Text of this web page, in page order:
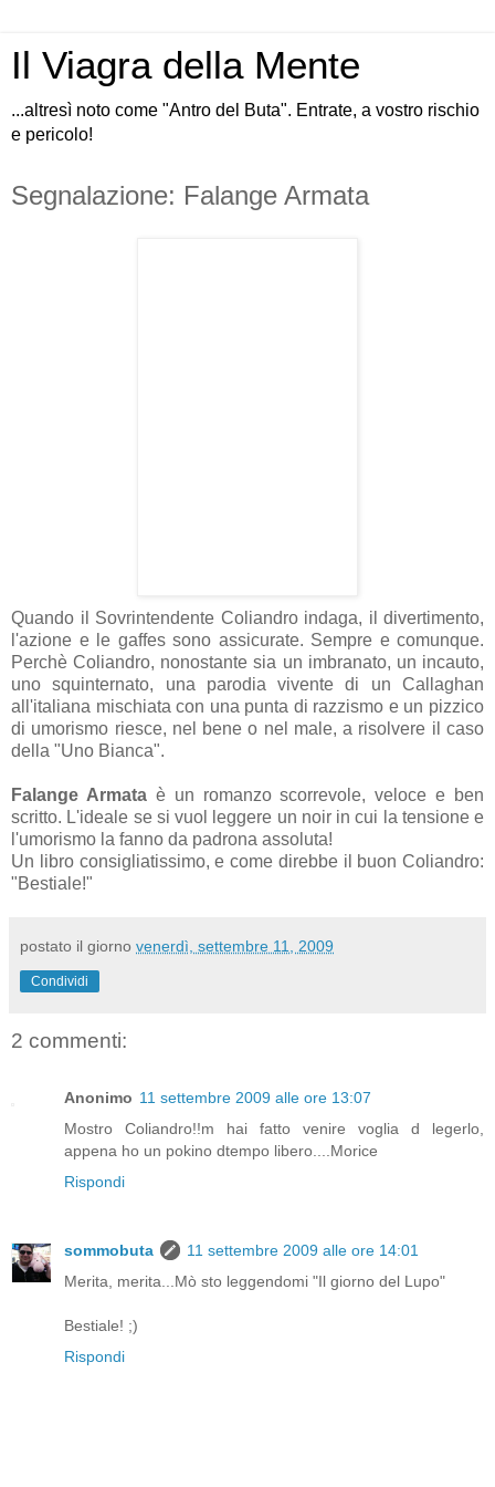
Il Viagra della Mente
...altresì noto come "Antro del Buta". Entrate, a vostro rischio
e pericolo!
Segnalazione: Falange Armata
Quando il Sovrintendente Coliandro indaga, il divertimento,
l'azione e le gaffes sono assicurate. Sempre e comunque.
Perchè Coliandro, nonostante sia un imbranato, un incauto,
uno squinternato, una parodia vivente di un Callaghan
all'italiana mischiata con una punta di razzismo e un pizzico
di umorismo riesce, nel bene o nel male, a risolvere il caso
della "Uno Bianca".
Falange Armataè un romanzo scorrevole, veloce e ben
scritto. L'ideale se si vuol leggere un noir in cui la tensione e
l'umorismo la fanno da padrona assoluta!
Un libro consigliatissimo, e come direbbe il buon Coliandro:
"Bestiale!"
postato il giorno venerdì, settembre 11, 2009
Condividi
2 commenti:
Anonimo 11 settembre 2009 alle ore 13:07
Mostro Coliandro!!m hai fatto venire voglia d legerlo,
appena ho un pokino dtempo libero....Morice
Rispondi
sommobuta
11 settembre 2009 alle ore 14:01
Merita, merita...Mò sto leggendomi "Il giorno del Lupo"
Bestiale! ;)
Rispondi